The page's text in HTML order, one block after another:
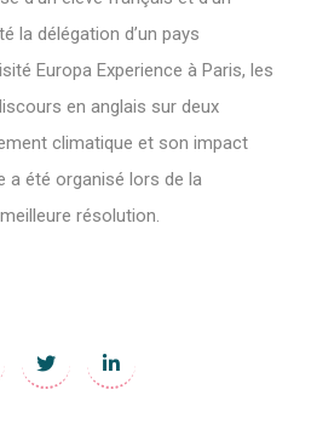
la délégation d’un pays
Europa Experience à Paris, les
en anglais sur deux
climatique et son impact
a été organisé lors de la
résolution.